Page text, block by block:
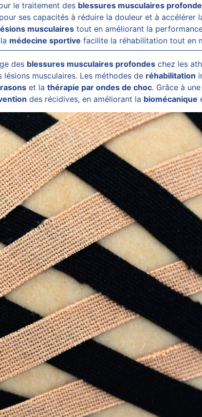
le traitement des blessures musculaires
ses capacités à réduire la douleur et à accélérer
musculairestout en améliorant la
médecine sportive facilite la réhabilitation tout en
des blessures musculaires profondes chez les
musculaires. Les méthodes de réhabilitation
et lathérapie par ondes de choc. Grâce à
des récidives, en améliorant la biomécanique